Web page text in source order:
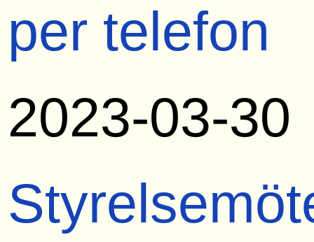
per telefon
2023-03-30